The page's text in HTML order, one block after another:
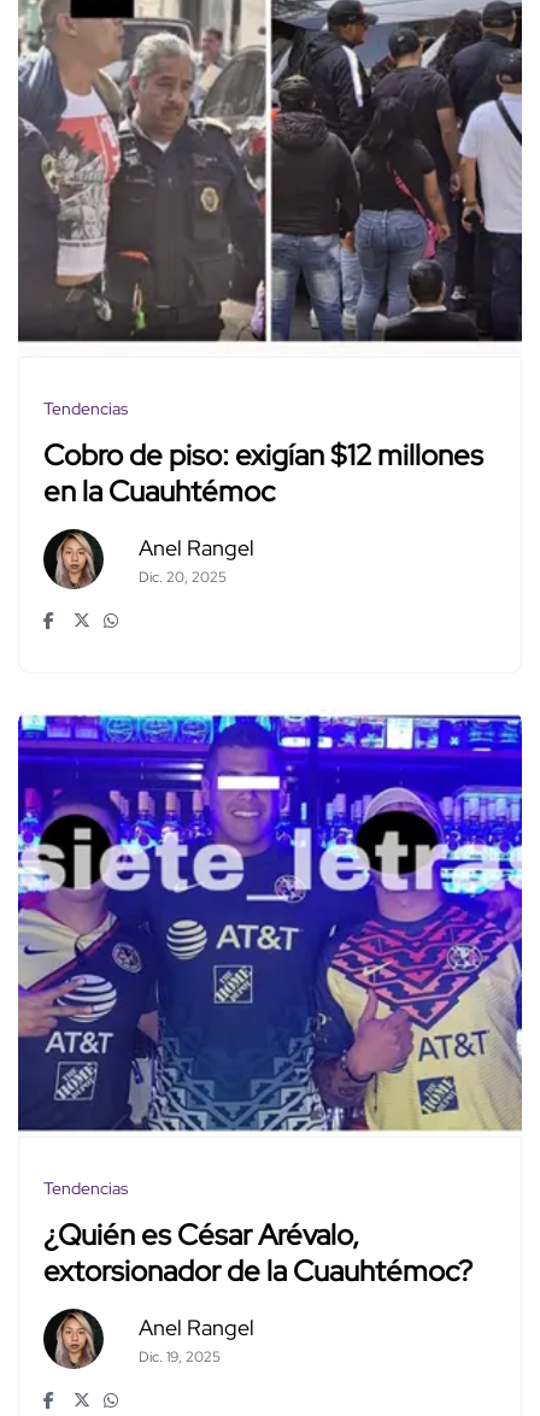
Tendencias
Cobro de piso: exigían $12 millones
en la Cuauhtémoc
Anel Rangel
Dic. 20, 2025
Tendencias
¿Quién es César Arévalo,
extorsionador de la Cuauhtémoc?
Anel Rangel
Dic. 19, 2025